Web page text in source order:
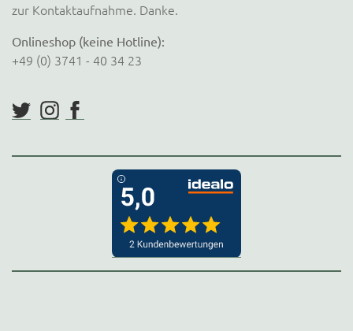
zur Kontaktaufnahme. Danke.
Onlineshop (keine Hotline):
+49 (0) 3741 - 40 34 23